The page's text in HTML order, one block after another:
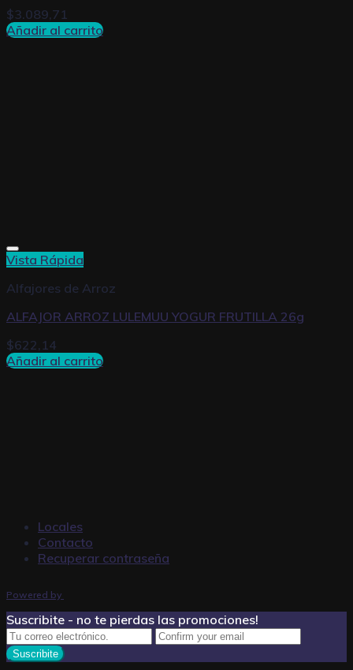
$3.089,71
Añadir al carrito
Vista Rápida
Alfajores de Arroz
ALFAJOR ARROZ LULEMUU YOGUR FRUTILLA 26g
$622,14
Añadir al carrito
Locales
Contacto
Recuperar contraseña
Powered by
Suscribite - no te pierdas las promociones!